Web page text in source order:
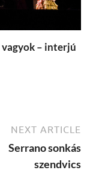
vagyok – interjú
NEXT ARTICLE
Serrano sonkás
szendvics